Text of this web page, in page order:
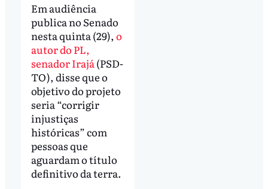
Em audiência
publica no Senado
nesta quinta (29), o
autor do PL,
senador Irajá(PSD-
TO), disse que o
objetivo do projeto
seria “corrigir
injustiças
históricas” com
pessoas que
aguardam o título
definitivo da terra.